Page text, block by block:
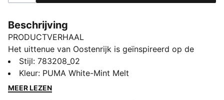
Beschrijving
PRODUCTVERHAAL
Het uittenue van Oostenrijk is geïnspireerd op de
koffiehuizen van Wenen. Geef je wedstrijddag extra
stijl met dit opvallende shirt dat gemaakt is voor de
echte fans. Dankzij de soepele jacquardstof en
Stijl: 783208_02
Kleur: PUMA White-Mint Melt
MEER LEZEN